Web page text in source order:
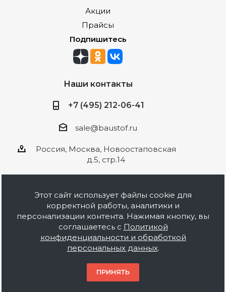
Акции
Прайсы
Подпишитесь
Наши контакты
+7 (495) 212-06-41
sale@baustof.ru
Россия, Москва, Новоостаповская
д.5, стр.14
2026 © ООО Баустов. Собственное
производство лакокрасочной продукции,
оптовая и розничная продажа строительных
материалов, комплектация объектов под ключ.
Информация на сайте носит ознакомительный
характер и не является публичной офертой.
Этот сайт использует файлы cookie для
корректной работы, аналитики и
персонализации контента. Нажимая кнопку, вы
соглашаетесь с Политикой
конфиденциальности и обработкой
персональных данных.
ПРИНЯТЬ